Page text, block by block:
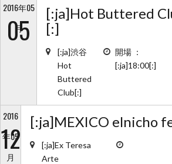
2016年05
月
05
[:ja]Hot Buttered
[:]
[:ja]渋谷
Hot
Buttered
Club[:]
開場 ：
[:ja]18:00[:]
2016
年05
月
12 [:ja]MEXICO elnicho
[:ja]Ex Teresa
Arte